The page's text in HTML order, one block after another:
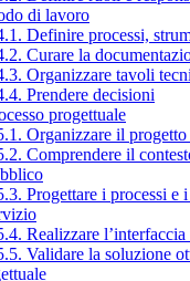
di lavoro
Definire processi,
Curare la
Organizzare tavoli
Prendere decisioni
progettuale
Organizzare il progetto
Comprendere il
Progettare i processi e i
Realizzare
Validare la soluzione